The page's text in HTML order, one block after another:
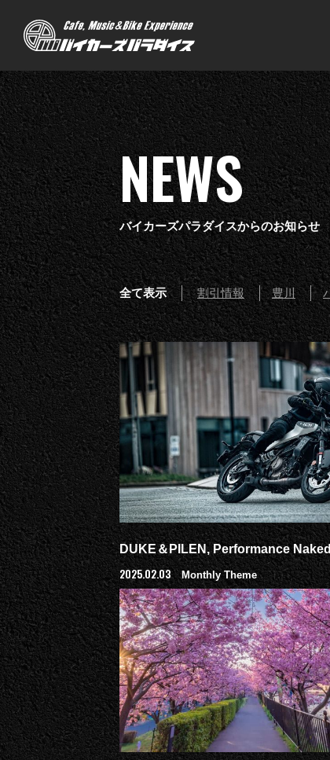
NEWS
バイカーズパラダイスからのお知らせ
全て表示 割引情報 豊川
DUKE＆PILEN, Performance
2025.02.03 Monthly Theme